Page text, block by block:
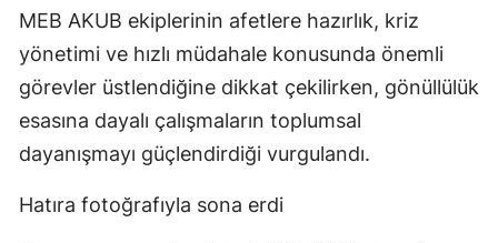
MEB AKUB ekiplerinin afetlere hazırlık, kriz
yönetimi ve hızlı müdahale konusunda önemli
görevler üstlendiğine dikkat çekilirken, gönüllülük
esasına dayalı çalışmaların toplumsal
dayanışmayı güçlendirdiği vurgulandı.
Hatıra fotoğrafıyla sona erdi